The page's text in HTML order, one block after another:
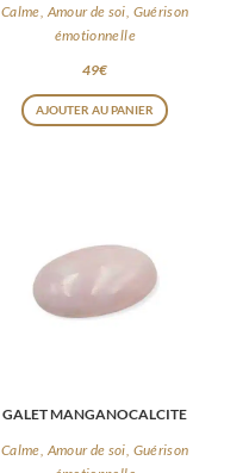
Calme, Amour de soi, Guérison
émotionnelle
49€
AJOUTER AU PANIER
GALET MANGANOCALCITE
Calme, Amour de soi, Guérison